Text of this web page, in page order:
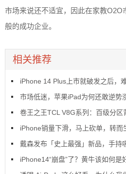
市场来说还不适宜，因此在家教O2O
般的成功企业。
相关推荐
iPhone 14 Plus上市就破发之后，难兄难
市场低迷，苹果iPad为何还敢逆势
卷王之王TCL V8G系列：百级分区
iPhone销量下滑，马上砍单，转
戴森发布「史上最强」新品，手持
iPhone14“崩盘”了？黄牛该如何是